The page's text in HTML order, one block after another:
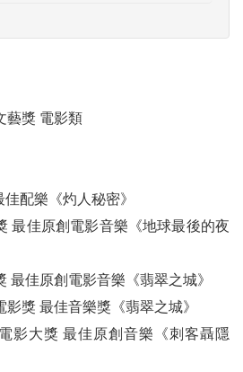
藝獎 電影類
配樂《灼人秘密》
最佳原創電影音樂《地球最後的夜
最佳原創電影音樂《翡翠之城》
獎 最佳音樂獎《翡翠之城》
影大獎 最佳原創音樂《刺客聶隱